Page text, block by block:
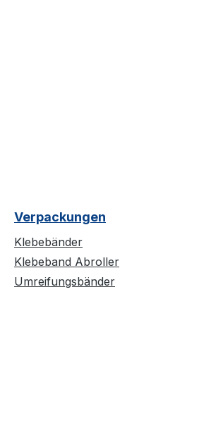
Verpackungen
Klebebänder
Klebeband Abroller
Umreifungsbänder